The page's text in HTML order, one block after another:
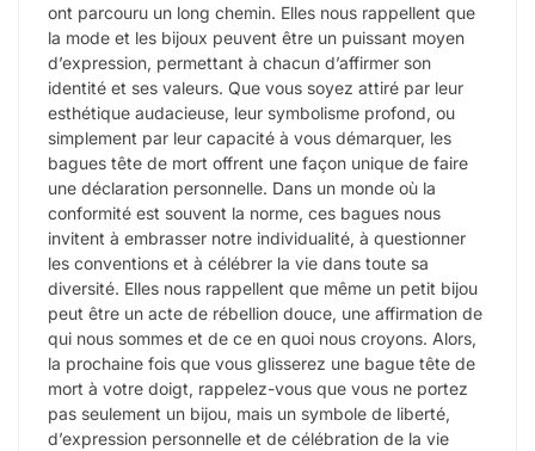
ont parcouru un long chemin. Elles nous rappellent que
la mode et les bijoux peuvent être un puissant moyen
d’expression, permettant à chacun d’affirmer son
identité et ses valeurs. Que vous soyez attiré par leur
esthétique audacieuse, leur symbolisme profond, ou
simplement par leur capacité à vous démarquer, les
bagues tête de mort offrent une façon unique de faire
une déclaration personnelle. Dans un monde où la
conformité est souvent la norme, ces bagues nous
invitent à embrasser notre individualité, à questionner
les conventions et à célébrer la vie dans toute sa
diversité. Elles nous rappellent que même un petit bijou
peut être un acte de rébellion douce, une affirmation de
qui nous sommes et de ce en quoi nous croyons. Alors,
la prochaine fois que vous glisserez une bague tête de
mort à votre doigt, rappelez-vous que vous ne portez
pas seulement un bijou, mais un symbole de liberté,
d’expression personnelle et de célébration de la vie